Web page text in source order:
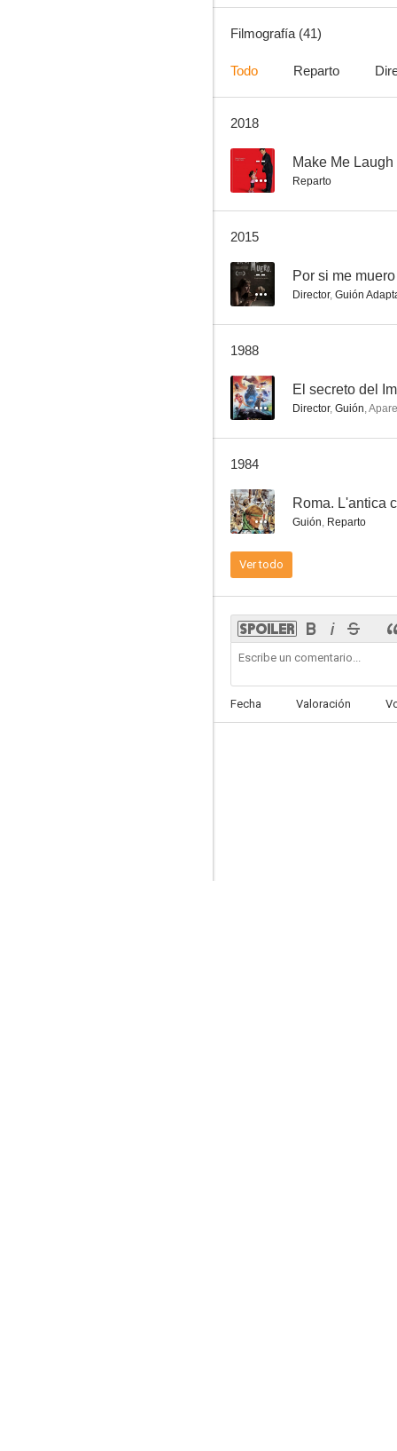
2.0
Filmografía (41)
Todo Reparto
2018
-- Make Me Laugh
Reparto
2015
-- Por si me muero
Director, Guión
1988
-- El secreto del
Director, Guión,
1984
-- Roma. L'antica
Guión, Reparto
Ver todo
Fecha Valoración